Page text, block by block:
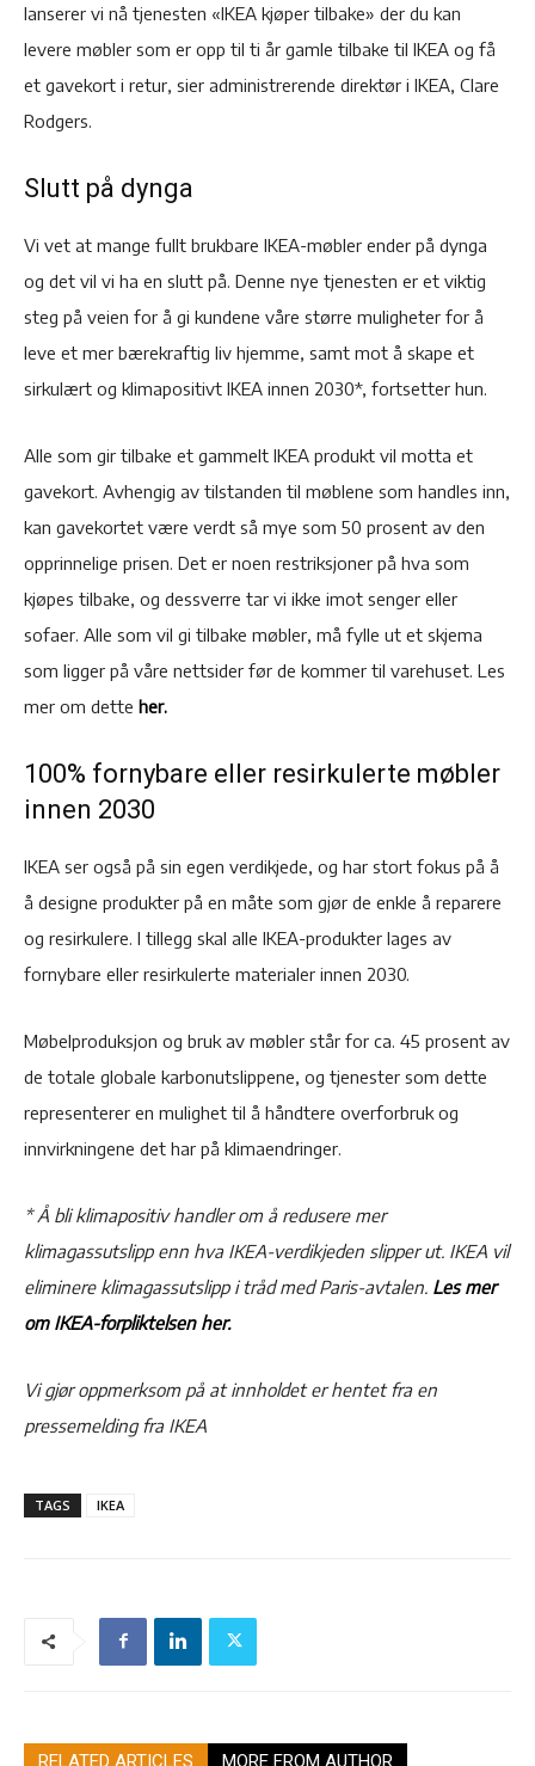
lanserer vi nå tjenesten «IKEA kjøper tilbake» der du kan
levere møbler som er opp til ti år gamle tilbake til IKEA og få
et gavekort i retur, sier administrerende direktør i IKEA, Clare
Rodgers.
Slutt på dynga
Vi vet at mange fullt brukbare IKEA-møbler ender på dynga
og det vil vi ha en slutt på. Denne nye tjenesten er et viktig
steg på veien for å gi kundene våre større muligheter for å
leve et mer bærekraftig liv hjemme, samt mot å skape et
sirkulært og klimapositivt IKEA innen 2030*, fortsetter hun.
Alle som gir tilbake et gammelt IKEA produkt vil motta et
gavekort. Avhengig av tilstanden til møblene som handles inn,
kan gavekortet være verdt så mye som 50 prosent av den
opprinnelige prisen. Det er noen restriksjoner på hva som
kjøpes tilbake, og dessverre tar vi ikke imot senger eller
sofaer. Alle som vil gi tilbake møbler, må fylle ut et skjema
som ligger på våre nettsider før de kommer til varehuset. Les
mer om dette her.
100% fornybare eller resirkulerte møbler
innen 2030
IKEA ser også på sin egen verdikjede, og har stort fokus på å
å designe produkter på en måte som gjør de enkle å reparere
og resirkulere. I tillegg skal alle IKEA-produkter lages av
fornybare eller resirkulerte materialer innen 2030.
Møbelproduksjon og bruk av møbler står for ca. 45 prosent av
de totale globale karbonutslippene, og tjenester som dette
representerer en mulighet til å håndtere overforbruk og
innvirkningene det har på klimaendringer.
* Å bli klimapositiv handler om å redusere mer
klimagassutslipp enn hva IKEA-verdikjeden slipper ut. IKEA vil
eliminere klimagassutslipp i tråd med Paris-avtalen. Les mer
om IKEA-forpliktelsen her.
Vi gjør oppmerksom på at innholdet er hentet fra en
pressemelding fra IKEA
TAGS IKEA
RELATED ARTICLES MORE FROM AUTHOR